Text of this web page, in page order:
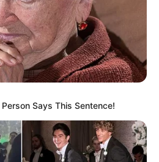
Says This Sentence!